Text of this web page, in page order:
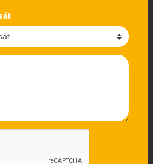
Giá đựng bát đĩa đa
năng Inox tròn mờ
Hãng Sản Xuất: Grob
Xem chi tiết